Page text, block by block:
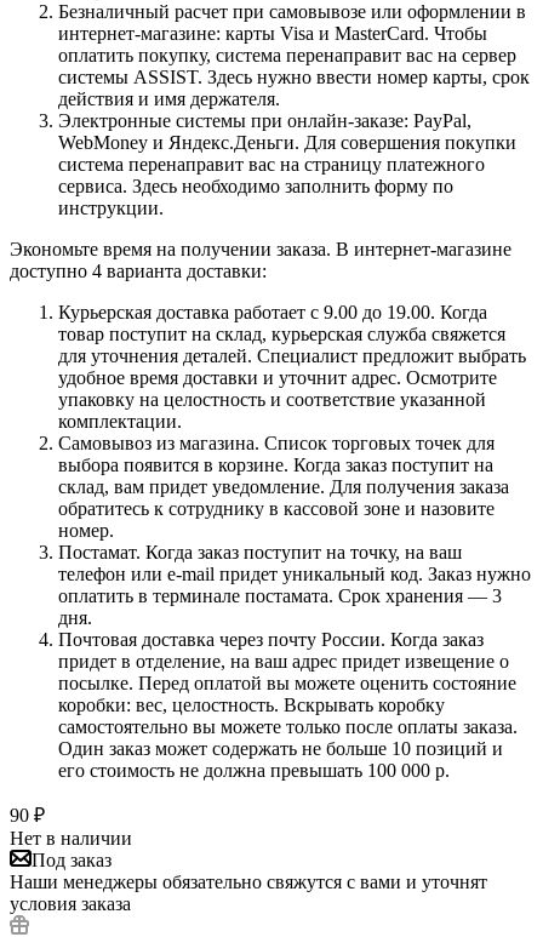
Безналичный расчет при самовывозе или оформлении в
интернет-магазине: карты Visa и MasterCard. Чтобы
оплатить покупку, система перенаправит вас на сервер
системы ASSIST. Здесь нужно ввести номер карты, срок
действия и имя держателя.
Электронные системы при онлайн-заказе: PayPal,
WebMoney и Яндекс.Деньги. Для совершения покупки
система перенаправит вас на страницу платежного
сервиса. Здесь необходимо заполнить форму по
инструкции.
Экономьте время на получении заказа. В интернет-магазине
доступно 4 варианта доставки:
Курьерская доставка работает с 9.00 до 19.00. Когда
товар поступит на склад, курьерская служба свяжется
для уточнения деталей. Специалист предложит выбрать
удобное время доставки и уточнит адрес. Осмотрите
упаковку на целостность и соответствие указанной
комплектации.
Самовывоз из магазина. Список торговых точек для
выбора появится в корзине. Когда заказ поступит на
склад, вам придет уведомление. Для получения заказа
обратитесь к сотруднику в кассовой зоне и назовите
номер.
Постамат. Когда заказ поступит на точку, на ваш
телефон или e-mail придет уникальный код. Заказ нужно
оплатить в терминале постамата. Срок хранения — 3
дня.
Почтовая доставка через почту России. Когда заказ
придет в отделение, на ваш адрес придет извещение о
посылке. Перед оплатой вы можете оценить состояние
коробки: вес, целостность. Вскрывать коробку
самостоятельно вы можете только после оплаты заказа.
Один заказ может содержать не больше 10 позиций и
его стоимость не должна превышать 100 000 р.
90 ₽
Нет в наличии
Под заказ
Наши менеджеры обязательно свяжутся с вами и уточнят
условия заказа